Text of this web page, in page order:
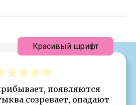
появляются
созревает, опадают
Красивый шрифт